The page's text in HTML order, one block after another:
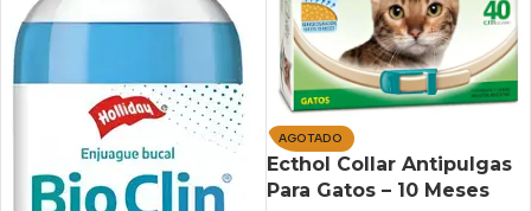
AGOTADO
Ecthol Collar Antipulgas
Para Gatos – 10 Meses